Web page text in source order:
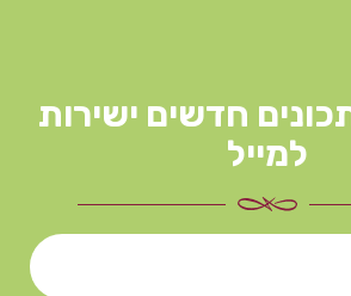
חדשים ישירות
למייל